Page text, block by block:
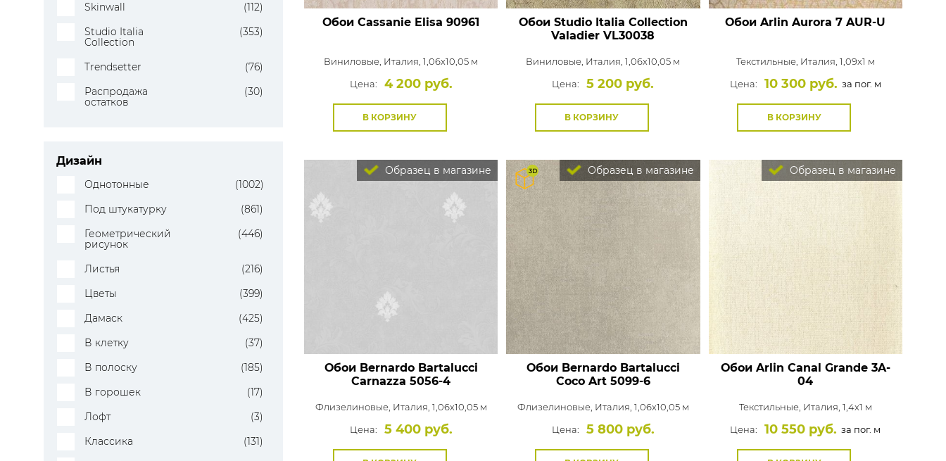
Skinwall
(112)
Studio Italia
Collection
(353)
Trendsetter
(76)
Распродажа
остатков
(30)
Дизайн
Однотонные
(1002)
Под штукатурку
(861)
Геометрический
рисунок
(446)
Листья
(216)
Цветы
(399)
Дамаск
(425)
В клетку
(37)
В полоску
(185)
В горошек
(17)
Лофт
(3)
Классика
(131)
Обои Cassanie Elisa 90961
Виниловые, Италия, 1,06x10,05 м
Цена:
4 200 руб.
В КОРЗИНУ
Обои Studio Italia Collection
Valadier VL30038
Виниловые, Италия, 1,06x10,05 м
Цена:
5 200 руб.
В КОРЗИНУ
Обои Arlin Aurora 7 AUR-U
Текстильные, Италия, 1,09x1 м
Цена:
10 300 руб. за пог. м
В КОРЗИНУ
Образец в магазине
Обои Bernardo Bartalucci
Carnazza5056-4
Флизелиновые, Италия, 1,06x10,05 м
Цена:
5 400 руб.
Образец в магазине
Обои Bernardo Bartalucci
Coco Art5099-6
Флизелиновые, Италия, 1,06x10,05 м
Цена:
5 800 руб.
Образец в магазине
Обои Arlin Canal Grande3A-
04
Текстильные, Италия, 1,4x1 м
Цена:
10 550 руб. за пог. м